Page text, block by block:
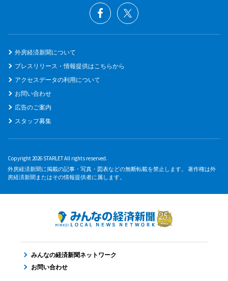
外房経済新聞について
プレスリリース・情報提供はこちらから
アクセスデータの利用について
お問い合わせ
広告のご案内
スタッフ募集
Copyright 2026 STARLET All rights reserved.
外房経済新聞に掲載の記事・写真・図表などの無断転載を禁止します。 著作権は外
房経済新聞またはその情報提供者に属します。
みんなの経済新聞ネットワーク
お問い合わせ